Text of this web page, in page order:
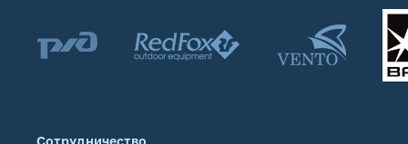
Сотрудничество